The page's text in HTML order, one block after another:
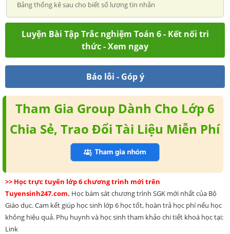
Bảng thống kê sau cho biết số lượng tin nhắn
Luyện Bài Tập Trắc nghiệm Toán 6 - Kết nối tri
thức - Xem ngay
Báo lỗi - Góp ý
Tham Gia Group Dành Cho Lớp 6
Chia Sẻ, Trao Đổi Tài Liệu Miễn Phí
>> Học trực tuyến lớp 6 chương trình mới trên
Tuyensinh247.com. Học bám sát chương trình SGK mới nhất của Bộ
Giáo dục. Cam kết giúp học sinh lớp 6 học tốt, hoàn trả học phí nếu học
không hiệu quả. Phụ huynh và học sinh tham khảo chi tiết khoá học tại:
Link